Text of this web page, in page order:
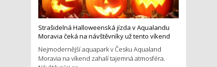
Strašidelná Halloweenská jízda v Aqualandu
Moravia čeká na návštěvníky už tento víkend
Nejmodernější aquapark v Česku Aqualand
Moravia na víkend zahalí tajemná atmosféra.